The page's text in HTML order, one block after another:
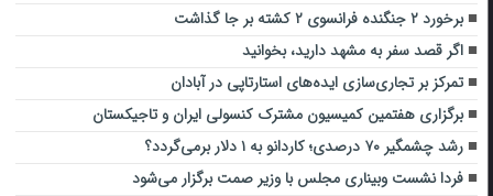
برخورد ۲ جنگنده فرانسوی ۲ کشته بر جا گذاشت
اگر قصد سفر به مشهد دارید، بخوانید
تمرکز بر تجاری‌سازی ایده‌های استارتاپی در آبادان
برگزاری هفتمین کمیسیون مشترک کنسولی ایران و تاجیکستان
رشد چشمگیر ۷۰ درصدی؛ کاردانو به ۱ دلار برمی‌گردد؟
فردا نشست وبیناری مجلس با وزیر صمت برگزار می‌شود